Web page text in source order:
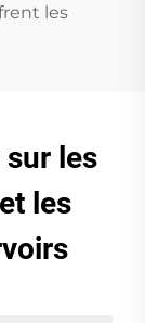
les
les
les